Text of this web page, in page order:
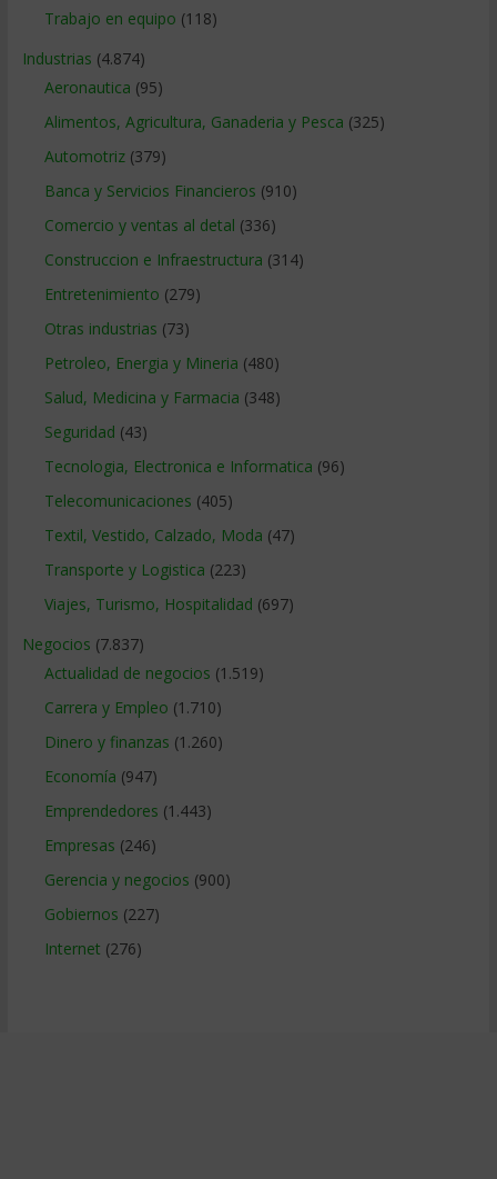
Trabajo en equipo (118)
Industrias (4.874)
Aeronautica (95)
Alimentos, Agricultura, Ganaderia y Pesca (325)
Automotriz(379)
Banca y Servicios Financieros (910)
Comercio y ventas al detal (336)
Construccion e Infraestructura (314)
Entretenimiento (279)
Otras industrias (73)
Petroleo, Energia y Mineria (480)
Salud, Medicina y Farmacia (348)
Seguridad (43)
Tecnologia, Electronica e Informatica (96)
Telecomunicaciones (405)
Textil, Vestido, Calzado, Moda (47)
Transporte y Logistica (223)
Viajes, Turismo, Hospitalidad (697)
Negocios (7.837)
Actualidad de negocios (1.519)
Carrera y Empleo (1.710)
Dinero y finanzas (1.260)
Economía (947)
Emprendedores (1.443)
Empresas (246)
Gerencia y negocios (900)
Gobiernos (227)
Internet (276)